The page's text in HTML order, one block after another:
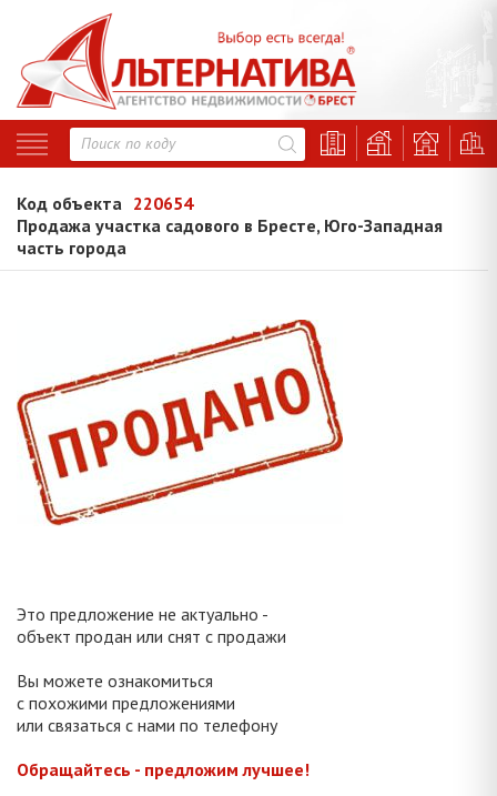
Код объекта 220654
Продажа участка садового в Бресте, Юго-Западная
часть города
Это предложение не актуально -
объект продан или снят с продажи
Вы можете ознакомиться
с похожими предложениями
или связаться с нами по телефону
Обращайтесь - предложим лучшее!